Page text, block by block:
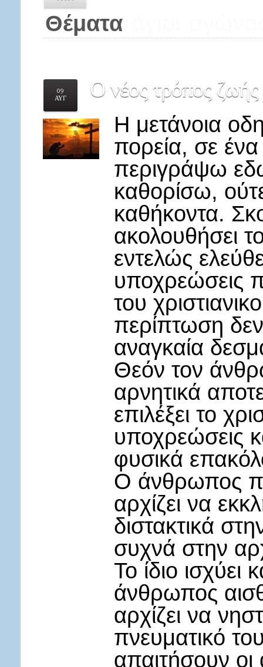
Θέματα
09
ΑΥΓ
Ο νέος τρόπος ζωής
Η μετάνοια
πορεία, σε
περιγράψω
καθορίσω,
καθήκοντα.
ακολουθήσει
εντελώς
υποχρεώσεις
του
περίπτωση
αναγκαία
Θεόν τον
αρνητικά
επιλέξει το
υποχρεώσεις
φυσικά
Ο άνθρωπος
αρχίζει να
διστακτικά
συχνά στην
Το ίδιο ισχύει
άνθρωπος
αρχίζει να
πνευματικό
απαιτήσουν